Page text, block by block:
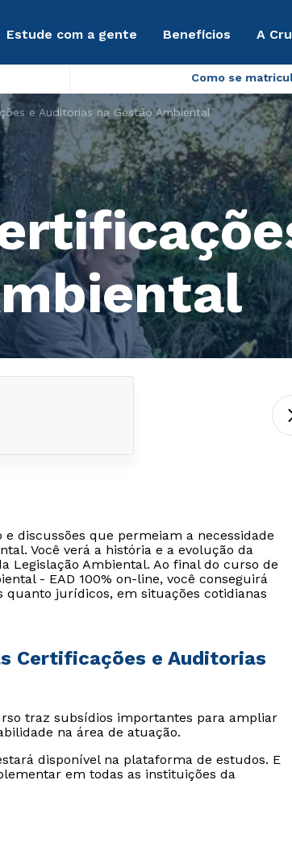
Estude com a gente Benefícios A
Como se
e Auditorias na Gestão Ambiental
discussões que permeiam a necessidade
Você verá a história e a evolução da
Legislação Ambiental. Ao final do curso de
- EAD 100% on-line, você conseguirá
jurídicos, em situações cotidianas
Certificações e Auditorias
traz subsídios importantes para ampliar
na área de atuação.
disponível na plataforma de estudos. E
em todas as instituições da